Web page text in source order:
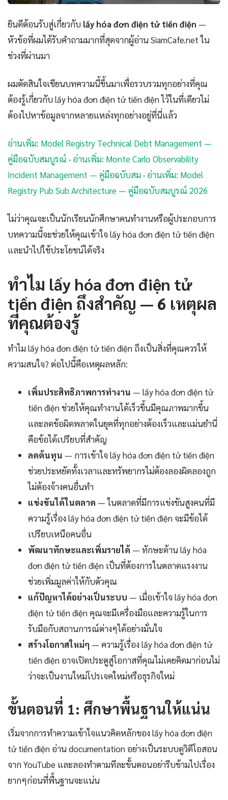
ยินดีต้อนรับสู่เกี่ยวกับ lấy hóa đơn điện tử tiền điện —
หัวข้อที่ผมได้รับคำถามมากที่สุดจากผู้อ่าน SiamCafe.net ใน
ช่วงที่ผ่านมา
ผมตัดสินใจเขียนบทความนี้ขึ้นมาเพื่อรวบรวมทุกอย่างที่คุณ
ต้องรู้เกี่ยวกับ lấy hóa đơn điện tử tiền điện ไว้ในที่เดียวไม่
ต้องไปหาข้อมูลจากหลายแหล่งทุกอย่างอยู่ที่นี่แล้ว
อ่านเพิ่ม: Model Registry Technical Debt Management —
คู่มือฉบับสมบูรณ์ · อ่านเพิ่ม: Monte Carlo Observability
Incident Management — คู่มือฉบับสม · อ่านเพิ่ม: Model
Registry Pub Sub Architecture — คู่มือฉบับสมบูรณ์ 2026
ไม่ว่าคุณจะเป็นนักเรียนนักศึกษาคนทำงานหรือผู้ประกอบการ
บทความนี้จะช่วยให้คุณเข้าใจ lấy hóa đơn điện tử tiền điện
และนำไปใช้ประโยชน์ได้จริง
ทำไม lấy hóa đơn điện tử
tiền điện ถึงสำคัญ — 6 เหตุผล
ที่คุณต้องรู้
ทำไม lấy hóa đơn điện tử tiền điện ถึงเป็นสิ่งที่คุณควรให้
ความสนใจ? ต่อไปนี้คือเหตุผลหลัก:
เพิ่มประสิทธิภาพการทำงาน — lấy hóa đơn điện tử
tiền điện ช่วยให้คุณทำงานได้เร็วขึ้นมีคุณภาพมากขึ้น
และลดข้อผิดพลาดในยุคที่ทุกอย่างต้องเร็วและแม่นยำนี่
คือข้อได้เปรียบที่สำคัญ
ลดต้นทุน — การเข้าใจ lấy hóa đơn điện tử tiền điện
ช่วยประหยัดทั้งเวลาและทรัพยากรไม่ต้องลองผิดลองถูก
ไม่ต้องจ้างคนอื่นทำ
แข่งขันได้ในตลาด — ในตลาดที่มีการแข่งขันสูงคนที่มี
ความรู้เรื่อง lấy hóa đơn điện tử tiền điện จะมีข้อได้
เปรียบเหนือคนอื่น
พัฒนาทักษะและเพิ่มรายได้ — ทักษะด้าน lấy hóa
đơn điện tử tiền điện เป็นที่ต้องการในตลาดแรงงาน
ช่วยเพิ่มมูลค่าให้กับตัวคุณ
แก้ปัญหาได้อย่างเป็นระบบ — เมื่อเข้าใจ lấy hóa đơn
điện tử tiền điện คุณจะมีเครื่องมือและความรู้ในการ
รับมือกับสถานการณ์ต่างๆได้อย่างมั่นใจ
สร้างโอกาสใหม่ๆ — ความรู้เรื่อง lấy hóa đơn điện tử
tiền điện อาจเปิดประตูสู่โอกาสที่คุณไม่เคยคิดมาก่อนไม่
ว่าจะเป็นงานใหม่โปรเจคใหม่หรือธุรกิจใหม่
ขั้นตอนที่ 1: ศึกษาพื้นฐานให้แน่น
เริ่มจากการทำความเข้าใจแนวคิดหลักของ lấy hóa đơn điện
tử tiền điện อ่าน documentation อย่างเป็นระบบดูวิดีโอสอน
จาก YouTube และลองทำตามทีละขั้นตอนอย่ารีบข้ามไปเรื่อง
ยากๆก่อนที่พื้นฐานจะแน่น